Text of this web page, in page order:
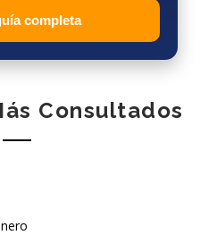
completa
Consultados